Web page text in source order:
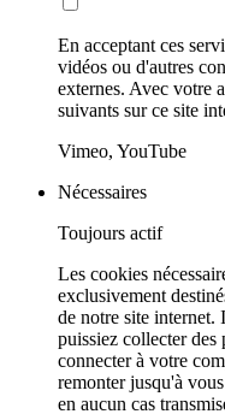
En acceptant ces
vidéos ou d'autres
externes. Avec votre
suivants sur ce site
Vimeo, YouTube
Nécessaires
Toujours actif
Les cookies
exclusivement
de notre site internet.
puissiez collecter des
connecter à votre
remonter jusqu'à
en aucun cas